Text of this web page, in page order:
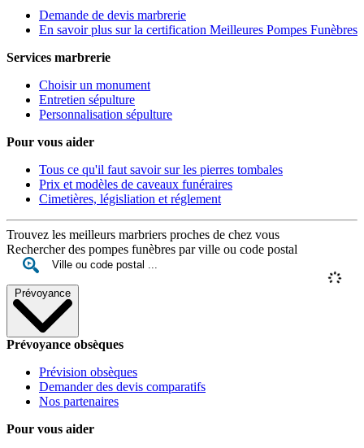
Demande de devis marbrerie
En savoir plus sur la certification Meilleures Pompes Funèbres
Services marbrerie
Choisir un monument
Entretien sépulture
Personnalisation sépulture
Pour vous aider
Tous ce qu'il faut savoir sur les pierres tombales
Prix et modèles de caveaux funéraires
Cimetières, législiation et réglement
Trouvez les meilleurs marbriers proches de chez vous
Rechercher des pompes funèbres par ville ou code postal
Prévoyance
Prévoyance obsèques
Prévision obsèques
Demander des devis comparatifs
Nos partenaires
Pour vous aider